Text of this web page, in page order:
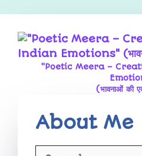
"Poetic Meera –
(भावनाओं की
About Me